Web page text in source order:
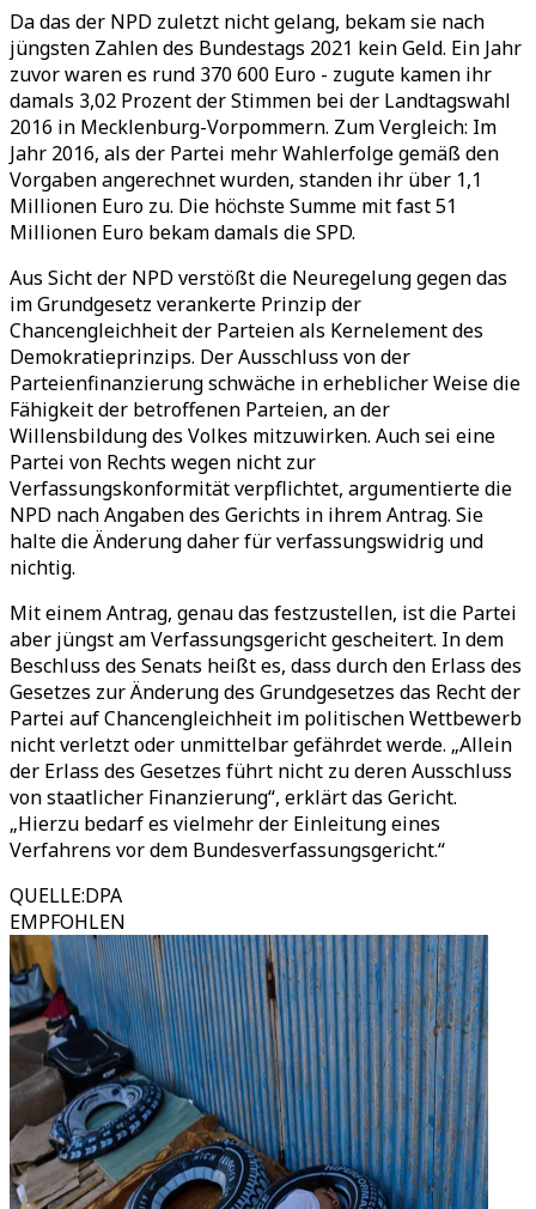
Da das der NPD zuletzt nicht gelang, bekam sie nach
jüngsten Zahlen des Bundestags 2021 kein Geld. Ein Jahr
zuvor waren es rund 370 600 Euro - zugute kamen ihr
damals 3,02 Prozent der Stimmen bei der Landtagswahl
2016 in Mecklenburg-Vorpommern. Zum Vergleich: Im
Jahr 2016, als der Partei mehr Wahlerfolge gemäß den
Vorgaben angerechnet wurden, standen ihr über 1,1
Millionen Euro zu. Die höchste Summe mit fast 51
Millionen Euro bekam damals die SPD.
Aus Sicht der NPD verstößt die Neuregelung gegen das
im Grundgesetz verankerte Prinzip der
Chancengleichheit der Parteien als Kernelement des
Demokratieprinzips. Der Ausschluss von der
Parteienfinanzierung schwäche in erheblicher Weise die
Fähigkeit der betroffenen Parteien, an der
Willensbildung des Volkes mitzuwirken. Auch sei eine
Partei von Rechts wegen nicht zur
Verfassungskonformität verpflichtet, argumentierte die
NPD nach Angaben des Gerichts in ihrem Antrag. Sie
halte die Änderung daher für verfassungswidrig und
nichtig.
Mit einem Antrag, genau das festzustellen, ist die Partei
aber jüngst am Verfassungsgericht gescheitert. In dem
Beschluss des Senats heißt es, dass durch den Erlass des
Gesetzes zur Änderung des Grundgesetzes das Recht der
Partei auf Chancengleichheit im politischen Wettbewerb
nicht verletzt oder unmittelbar gefährdet werde. „Allein
der Erlass des Gesetzes führt nicht zu deren Ausschluss
von staatlicher Finanzierung“, erklärt das Gericht.
„Hierzu bedarf es vielmehr der Einleitung eines
Verfahrens vor dem Bundesverfassungsgericht.“
QUELLE:DPA
EMPFOHLEN